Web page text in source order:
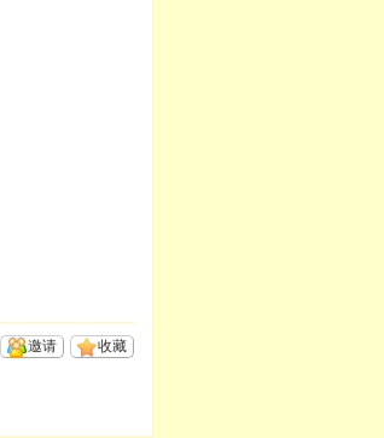
收藏
邀请